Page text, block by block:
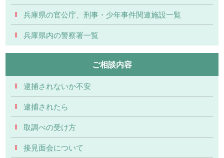
兵庫県の官公庁、刑事・少年事件関連施設一覧
兵庫県内の警察署一覧
ご相談内容
逮捕されないか不安
逮捕されたら
取調べの受け方
接見面会について